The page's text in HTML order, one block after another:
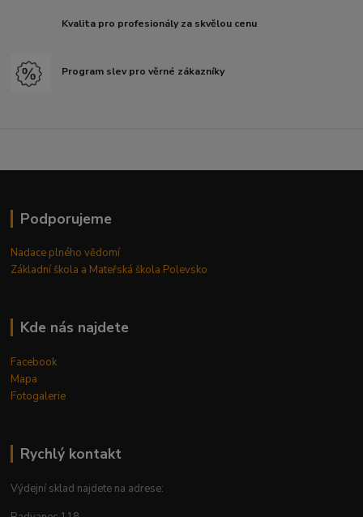
Kvalita pro profesionály za skvělou cenu
Program slev pro věrné zákazníky
Podporujeme
Nadace plného vědomí
Základní škola a Mateřská škola Polevsko
Kde nás najdete
Facebook
Mapa
Fotogalerie
Rychlý kontakt
Výdejní sklad najdete na adrese: